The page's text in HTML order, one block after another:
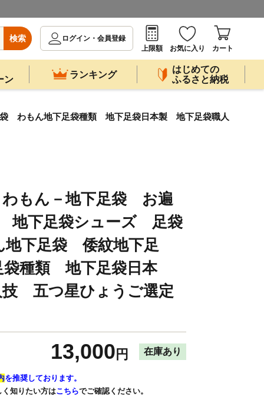
検索
ログイン・会員登録
上限額
お気に入り カート
ン ランキング
はじめての
ふるさと納税
わもん地下足袋種類 地下足袋日本製 地下足袋職人
もん－地下足袋 お遍
地下足袋シューズ 足袋
下足袋 倭紋地下足
種類 地下足袋日本
五つ星ひょうご選定
13,000 円 在庫あり
を推奨しております。
知りたい方はこちらでご確認ください。